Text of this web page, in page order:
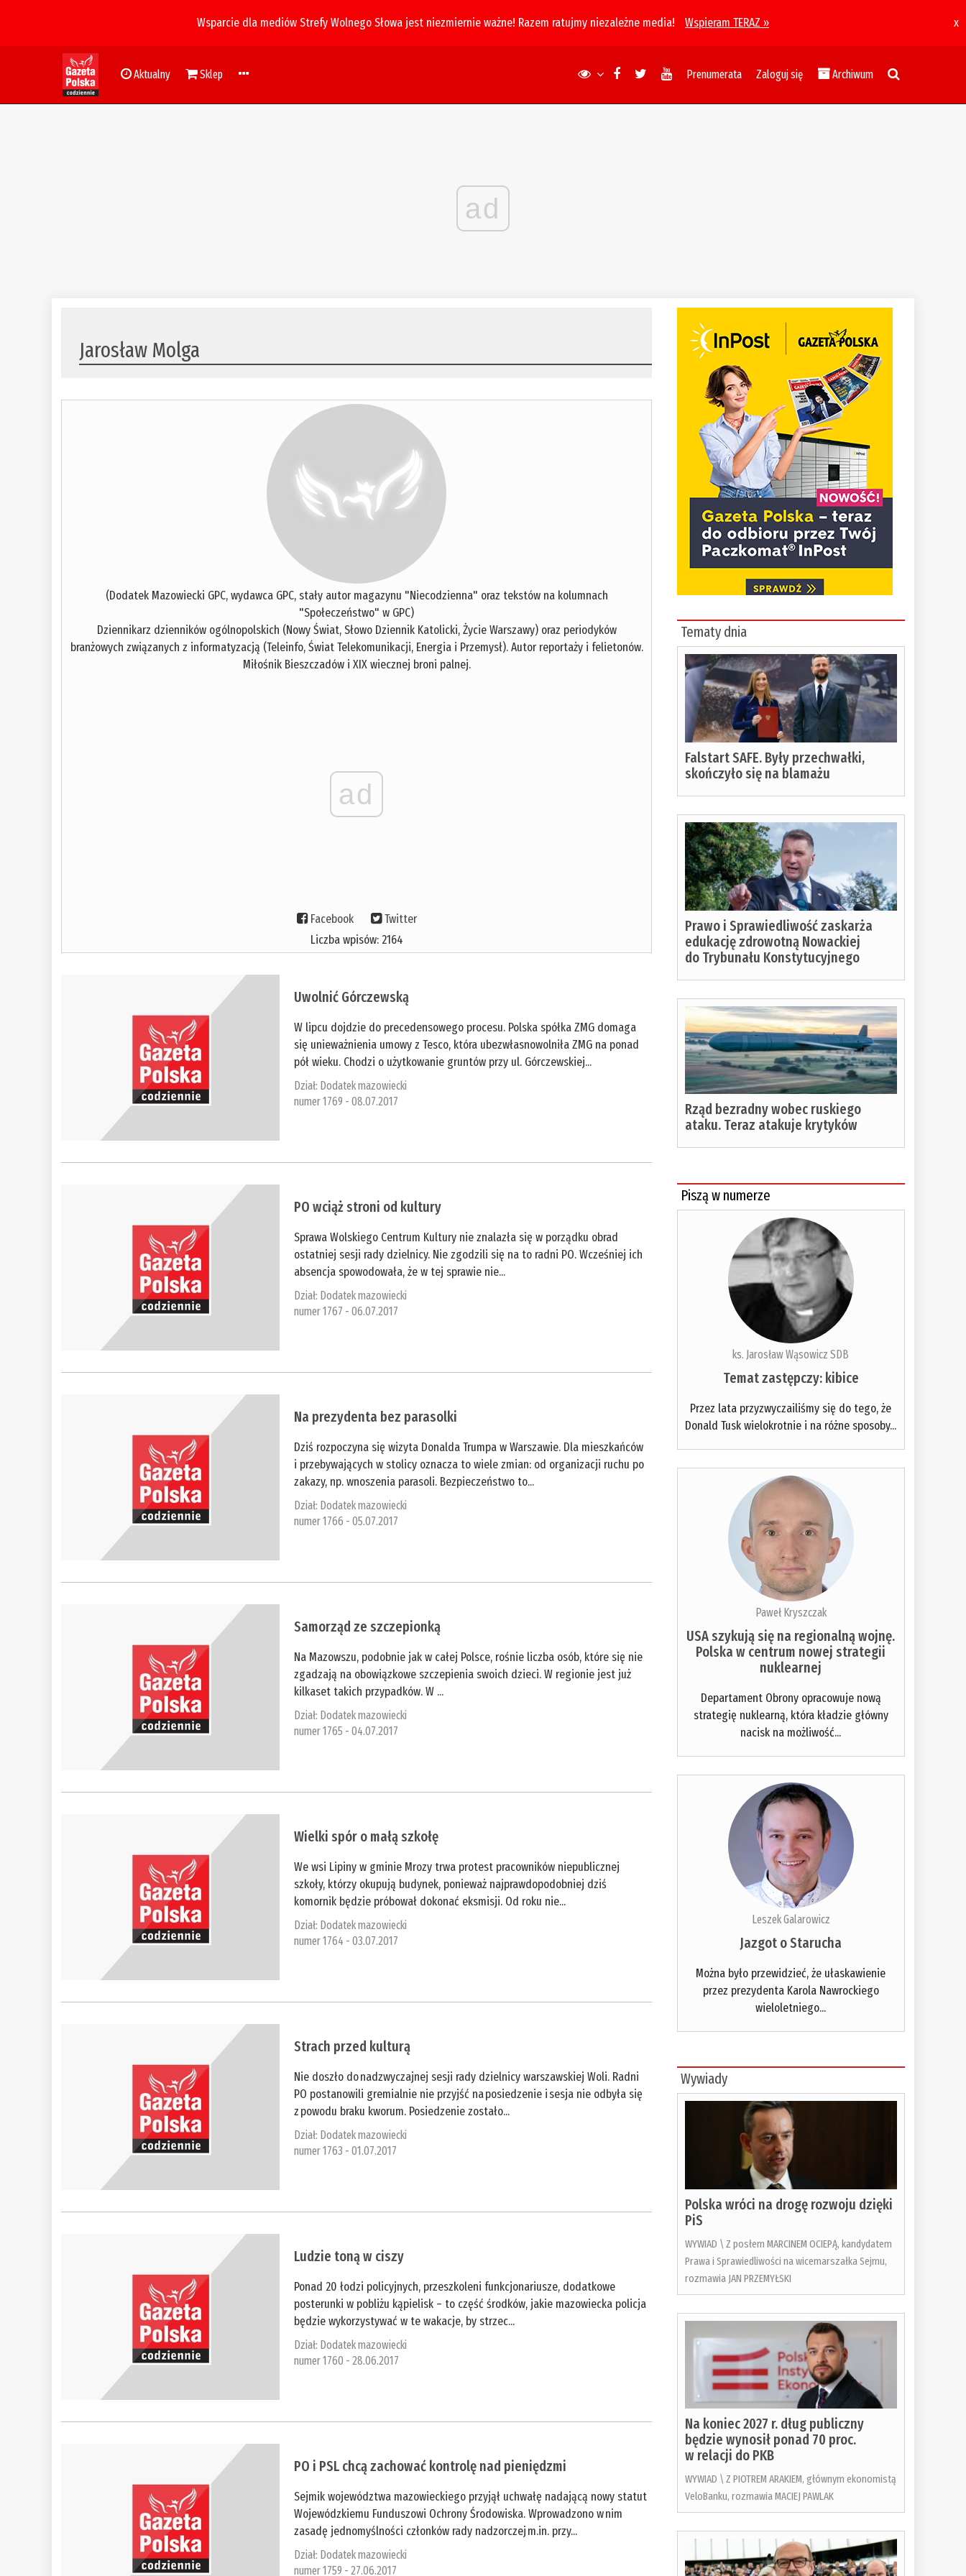
Wsparcie dla mediów Strefy Wolnego Słowa jest niezmiernie ważne! Razem ratujmy niezależne media! Wspieram TERAZ » x
Aktualny Sklep Prenumerata Zaloguj się Archiwum
ad
Jarosław Molga
(Dodatek Mazowiecki GPC, wydawca GPC, stały autor magazynu "Niecodzienna" oraz tekstów na kolumnach
"Społeczeństwo" w GPC)
Dziennikarz dzienników ogólnopolskich (Nowy Świat, Słowo Dziennik Katolicki, Życie Warszawy) oraz periodyków
branżowych związanych z informatyzacją (Teleinfo, Świat Telekomunikacji, Energia i Przemysł). Autor reportaży i felietonów.
Miłośnik Bieszczadów i XIX wiecznej broni palnej.
ad
Facebook
Twitter
Liczba wpisów: 2164
​Uwolnić Górczewską
W lipcu dojdzie do precedensowego procesu. Polska spółka ZMG domaga
się unieważnienia umowy z Tesco, która ubezwłasnowolniła ZMG na ponad
pół wieku. Chodzi o użytkowanie gruntów przy ul. Górczewskiej...
Dział: Dodatek mazowiecki
numer 1769 - 08.07.2017
​PO wciąż stroni od kultury
Sprawa Wolskiego Centrum Kultury nie znalazła się w porządku obrad
ostatniej sesji rady dzielnicy. Nie zgodzili się na to radni PO. Wcześniej ich
absencja spowodowała, że w tej sprawie nie...
Dział: Dodatek mazowiecki
numer 1767 - 06.07.2017
​Na prezydenta bez parasolki
Dziś rozpoczyna się wizyta Donalda Trumpa w Warszawie. Dla mieszkańców
i przebywających w stolicy oznacza to wiele zmian: od organizacji ruchu po
zakazy, np. wnoszenia parasoli. Bezpieczeństwo to...
Dział: Dodatek mazowiecki
numer 1766 - 05.07.2017
​Samorząd ze szczepionką
Na Mazowszu, podobnie jak w całej Polsce, rośnie liczba osób, które się nie
zgadzają na obowiązkowe szczepienia swoich dzieci. W regionie jest już
kilkaset takich przypadków. W ...
Dział: Dodatek mazowiecki
numer 1765 - 04.07.2017
​Wielki spór o małą szkołę
We wsi Lipiny w gminie Mrozy trwa protest pracowników niepublicznej
szkoły, którzy okupują budynek, ponieważ najprawdopodobniej dziś
komornik będzie próbował dokonać eksmisji. Od roku nie...
Dział: Dodatek mazowiecki
numer 1764 - 03.07.2017
​Strach przed kulturą
Nie doszło do nadzwyczajnej sesji rady dzielnicy warszawskiej Woli. Radni
PO postanowili gremialnie nie przyjść na posiedzenie i sesja nie odbyła się
z powodu braku kworum. Posiedzenie zostało...
Dział: Dodatek mazowiecki
numer 1763 - 01.07.2017
​Ludzie toną w ciszy
Ponad 20 łodzi policyjnych, przeszkoleni funkcjonariusze, dodatkowe
posterunki w pobliżu kąpielisk – to część środków, jakie mazowiecka policja
będzie wykorzystywać w te wakacje, by strzec...
Dział: Dodatek mazowiecki
numer 1760 - 28.06.2017
​PO i PSL chcą zachować kontrolę nad pieniędzmi
Sejmik województwa mazowieckiego przyjął uchwałę nadającą nowy statut
Wojewódzkiemu Funduszowi Ochrony Środowiska. Wprowadzono w nim
zasadę jednomyślności członków rady nadzorczej m.in. przy...
Dział: Dodatek mazowiecki
numer 1759 - 27.06.2017
Tematy dnia
Falstart SAFE. Były przechwałki,
skończyło się na blamażu
Prawo i Sprawiedliwość zaskarża
edukację zdrowotną Nowackiej
do Trybunału Konstytucyjnego
Rząd bezradny wobec ruskiego
ataku. Teraz atakuje krytyków
Piszą w numerze
ks. Jarosław Wąsowicz SDB
Temat zastępczy: kibice
Przez lata przyzwyczailiśmy się do tego, że
Donald Tusk wielokrotnie i na różne sposoby...
Paweł Kryszczak
USA szykują się na regionalną wojnę.
Polska w centrum nowej strategii
nuklearnej
Departament Obrony opracowuje nową
strategię nuklearną, która kładzie główny
nacisk na możliwość...
Leszek Galarowicz
Jazgot o Starucha
Można było przewidzieć, że ułaskawienie
przez prezydenta Karola Nawrockiego
wieloletniego...
Wywiady
Polska wróci na drogę rozwoju dzięki
PiS
WYWIAD \ Z posłem MARCINEM OCIEPĄ, kandydatem
Prawa i Sprawiedliwości na wicemarszałka Sejmu,
rozmawia JAN PRZEMYŁSKI
Na koniec 2027 r. dług publiczny
będzie wynosił ponad 70 proc.
w relacji do PKB
WYWIAD \ Z PIOTREM ARAKIEM, głównym ekonomistą
VeloBanku, rozmawia MACIEJ PAWLAK